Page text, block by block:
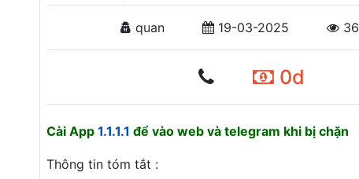
quan 19-03-2025 36
0d
Cài App 1.1.1.1 để vào web và telegram khi bị chặn
Thông tin tóm tắt :